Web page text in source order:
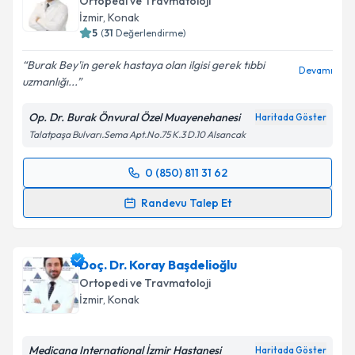
İzmir, Konak
5 (31 Değerlendirme)
Burak Bey'in gerek hastaya olan ilgisi gerek tıbbi
uzmanlığı...
Devamı
Op. Dr. Burak Önvural Özel Muayenehanesi Haritada Göster
Talatpaşa Bulvarı.Sema Apt.No.75 K.3 D.10 Alsancak
0 (850) 811 31 62
Randevu Talep Et
Randevu Takvimi Talebi
takvim hazırlandığında e-posta ile bilgilendireceğiz.
E-posta Adresiniz
Doç. Dr. Koray Başdelioğlu
Ortopedi ve Travmatoloji
İzmir, Konak
Medicana International İzmir Hastanesi Haritada Göster